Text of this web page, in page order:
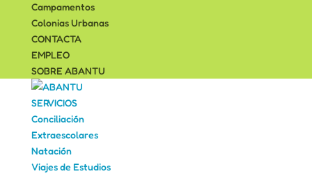
Campamentos
Colonias Urbanas
CONTACTA
EMPLEO
SOBRE ABANTU
SERVICIOS
Conciliación
Extraescolares
Natación
Viajes de Estudios